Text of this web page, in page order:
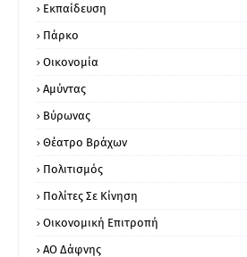
Εκπαίδευση
Πάρκο
Οικονομία
Αμύντας
Βύρωνας
Θέατρο Βράχων
Πολιτισμός
Πολίτες Σε Κίνηση
Οικονομική Επιτροπή
ΑΟ Δάφνης